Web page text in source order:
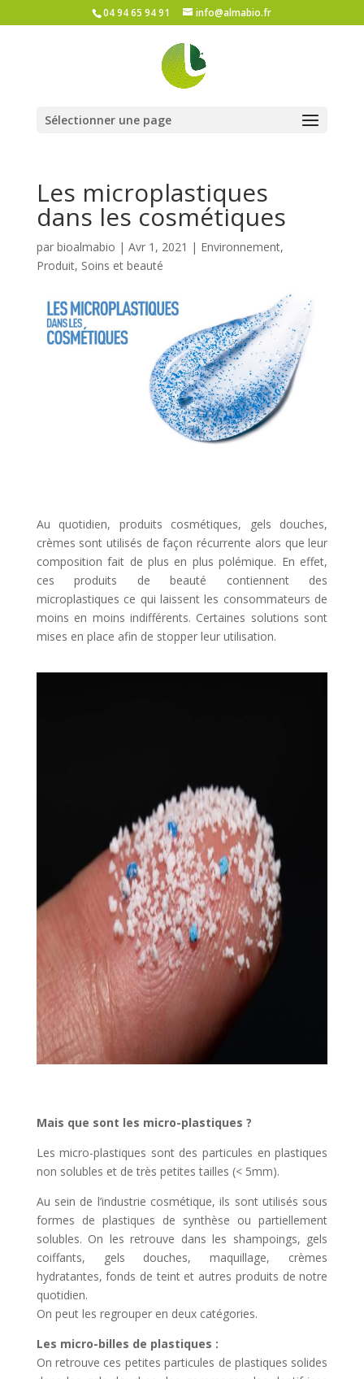
04 94 65 94 91 info@almabio.fr
Sélectionner une page
Les microplastiques
dans les cosmétiques
par bioalmabio | Avr 1, 2021 | Environnement,
Produit, Soins et beauté
Au quotidien, produits cosmétiques, gels douches,
crèmes sont utilisés de façon récurrente alors que leur
composition fait de plus en plus polémique. En effet,
ces produits de beauté contiennent des
microplastiques ce qui laissent les consommateurs de
moins en moins indifférents. Certaines solutions sont
mises en place afin de stopper leur utilisation.
Mais que sont les micro-plastiques ?
Les micro-plastiques sont des particules en plastiques
non solubles et de très petites tailles (< 5mm).
Au sein de l’industrie cosmétique, ils sont utilisés sous
formes de plastiques de synthèse ou partiellement
solubles. On les retrouve dans les shampoings, gels
coiffants, gels douches, maquillage, crèmes
hydratantes, fonds de teint et autres produits de notre
quotidien.
On peut les regrouper en deux catégories.
Les micro-billes de plastiques :
On retrouve ces petites particules de plastiques solides